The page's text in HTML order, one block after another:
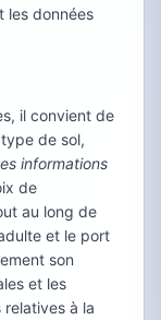
les données
il convient de
de sol,
informations
de
au long de
et le port
son
et les
à la